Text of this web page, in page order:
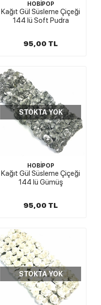
HOBİPOP
Kağıt Gül Süsleme Çiçeği
144 lü Soft Pudra
95,00 TL
STOKTA YOK
HOBİPOP
Kağıt Gül Süsleme Çiçeği
144 lü Gümüş
95,00 TL
STOKTA YOK